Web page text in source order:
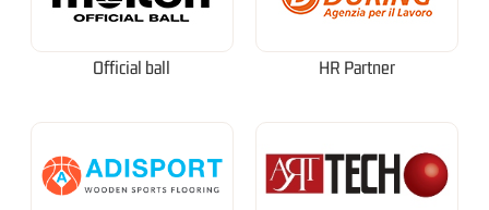
Official ball HR Partner